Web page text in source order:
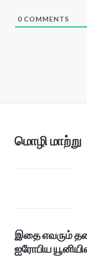
0 COMMENTS
மொழி மாற்று
இதை எவரும்
ஐரோபிய